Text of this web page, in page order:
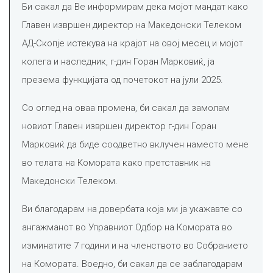
Би сакал да Ве информирам дека мојот мандат како
Главен извршен директор на Македонски Телеком
АД-Скопје истекува на крајот на овој месец и мојот
колега и наследник, г-дин Горан Марковиќ, ја
презема функцијата од почетокот на јули 2025.
Со оглед на оваа промена, би сакал да замолам
новиот Главен извршен директор г-дин Горан
Марковиќ да биде соодветно вклучен наместо мене
во телата на Комората како претставник на
Македонски Телеком.
Ви благодарам на довербата која ми ја укажавте со
ангажманот во Управниот Одбор на Комората во
изминатите 7 години и на членството во Собранието
на Комората. Воедно, би сакал да се заблагодарам